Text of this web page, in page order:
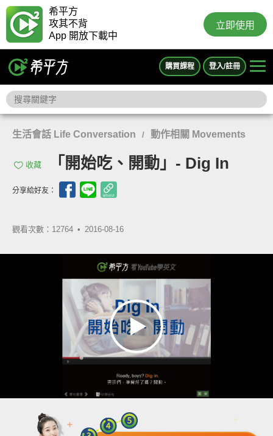
希平方
攻其不背
App 開放下載中
立即使用
購買課程 登入/註冊
生活會話 Life Conversation / 動作相關 Movements
收藏 「開始吃、開動」- Dig In
分享給好友：
觀看次數：12764 • 2016-08-16